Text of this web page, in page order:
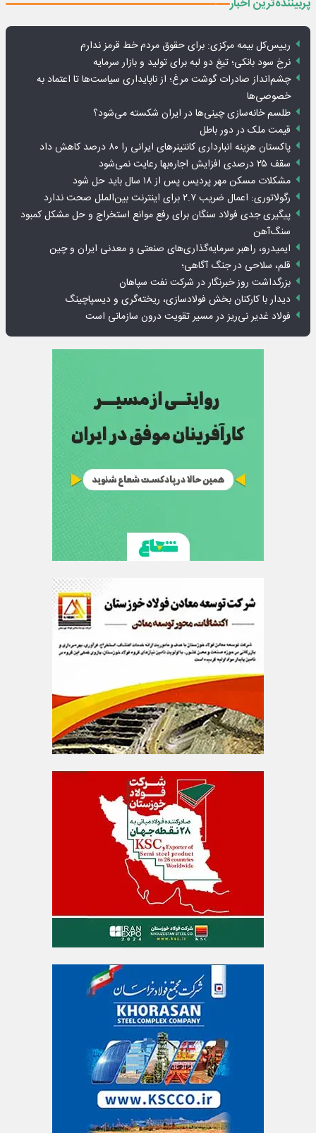
پربیننده‌ترین اخبار
رییس‌کل بیمه مرکزی: برای حقوق مردم خط قرمز ندارم
نرخ سود بانکی؛ تیغ دو لبه برای تولید و بازار سرمایه
چشم‌انداز صادرات گوشت مرغ؛ از ناپایداری سیاست‌ها تا اعتماد به
خصوصی‌ها
طلسم خانه‌سازی چینی‌ها در ایران شکسته می‌شود؟
قیمت ملک در دور باطل
پاکستان هزینه انبارداری کانتینرهای ایرانی را ۸۰ درصد کاهش داد
سقف ۲۵ درصدی افزایش اجاره‌بها رعایت نمی‌شود
مشکلات مسکن مهر پردیس پس از ۱۸ سال باید حل شود
رگولاتوری: اعمال ضریب ۲.۷ برای اینترنت بین‌الملل صحت ندارد
پیگیری جدی فولاد سنگان برای رفع موانع استخراج و حل مشکل کمبود
سنگ‌آهن
ایمیدرو، راهبر سرمایه‌گذاری‌های صنعتی و معدنی ایران و چین
قلم، سلاحی در جنگ آگاهی؛
بزرگداشت روز خبرنگار در شرکت نفت سپاهان
دیدار با کارکنان بخش فولادسازی، ریخته‌گری و دیسپاچینگ
فولاد غدیر نی‌ریز در مسیر تقویت درون سازمانی است